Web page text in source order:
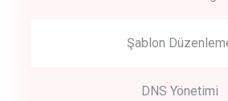
Şablon
DNS Yönetimi